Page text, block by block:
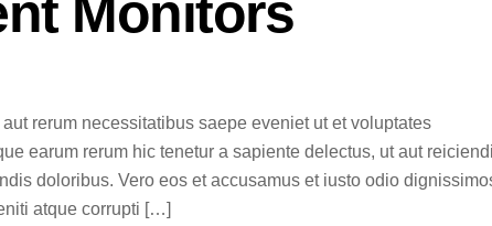
Monitors
rerum necessitatibus saepe eveniet ut et voluptates
earum rerum hic tenetur a sapiente delectus, ut aut
doloribus. Vero eos et accusamus et iusto odio
atque corrupti […]